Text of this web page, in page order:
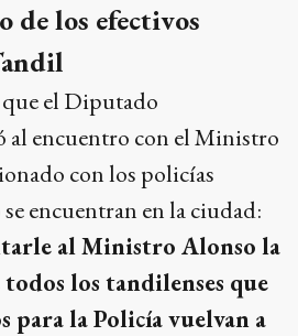
de los efectivos
el Diputado
al encuentro con el Ministro
con los policías
encuentran en la ciudad:
al Ministro Alonso la
todos los tandilenses que
para la Policía vuelvan a